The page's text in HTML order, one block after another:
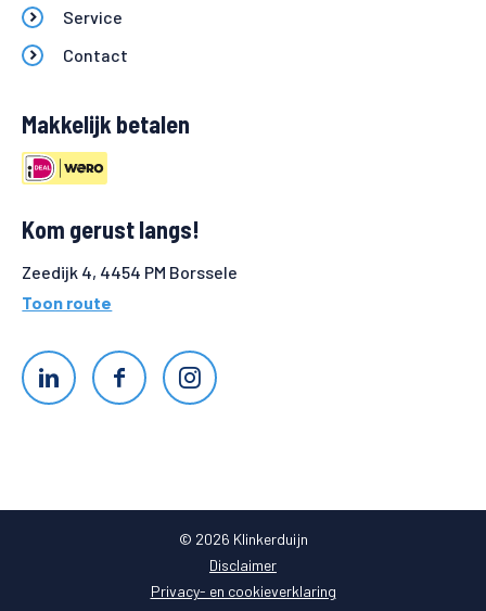
Service
Contact
Makkelijk betalen
Kom gerust langs!
Zeedijk 4, 4454 PM Borssele
Toon route
© 2026 Klinkerduijn
Disclaimer
Privacy- en cookieverklaring